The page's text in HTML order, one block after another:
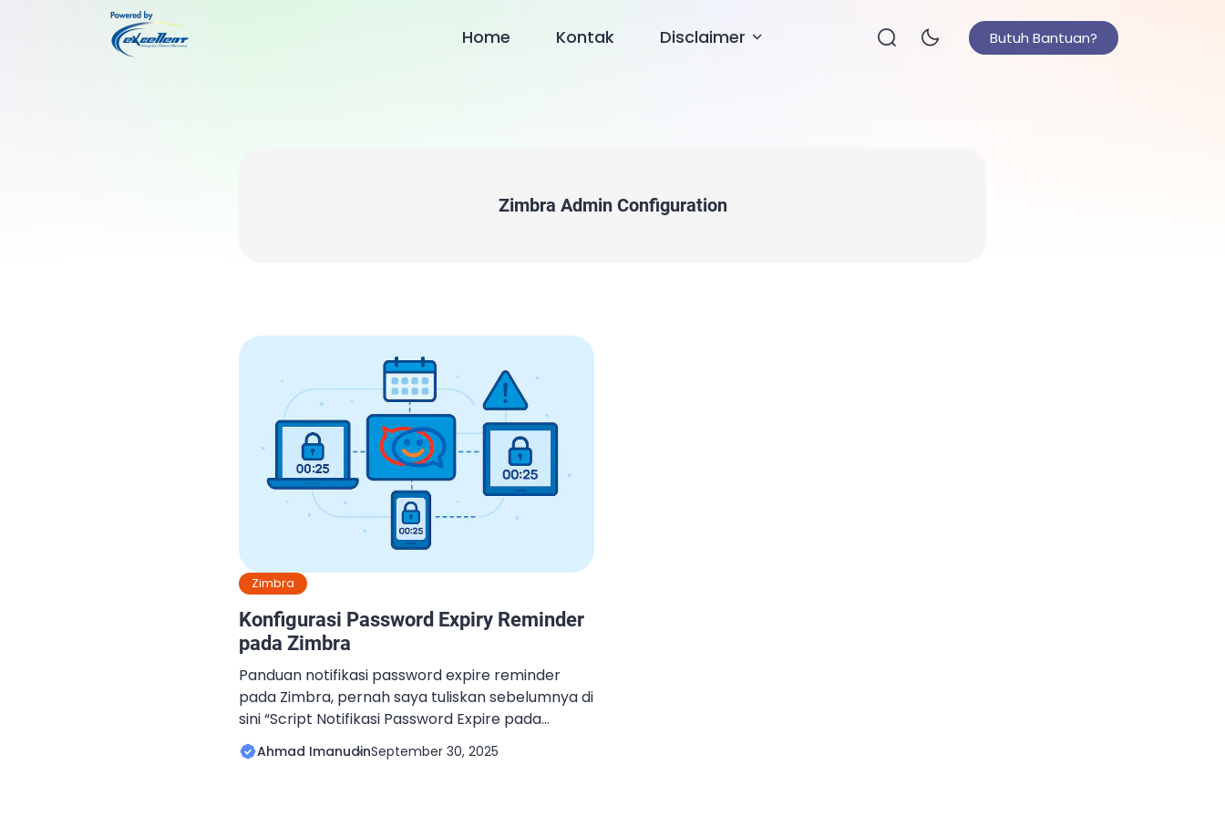
Home Kontak Disclaimer Butuh Bantuan?
Zimbra Admin Configuration
Zimbra
Konfigurasi Password Expiry Reminder
pada Zimbra
Panduan notifikasi password expire reminder
pada Zimbra, pernah saya tuliskan sebelumnya di
sini “Script Notifikasi Password Expire pada
Zimbra Mail Server“. Namun, mulai dari Zimbra
versi 10.1.10, Zimbra menambahkan fitur tersebut
Ahmad ImanudinSeptember 30, 2025